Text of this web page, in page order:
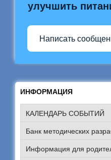
улучшить
Написать
ИНФОРМАЦИЯ
КАЛЕНДАРЬ СОБЫТИЙ
Банк методических
Информация для